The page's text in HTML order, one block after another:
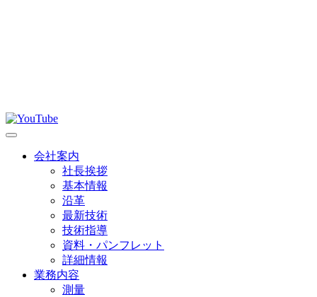
会社案内
社長挨拶
基本情報
沿革
最新技術
技術指導
資料・パンフレット
詳細情報
業務内容
測量